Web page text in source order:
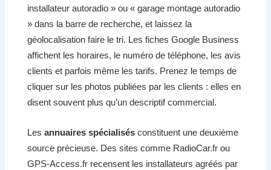
installateur autoradio » ou « garage montage autoradio
» dans la barre de recherche, et laissez la
géolocalisation faire le tri. Les fiches Google Business
affichent les horaires, le numéro de téléphone, les avis
clients et parfois même les tarifs. Prenez le temps de
cliquer sur les photos publiées par les clients : elles en
disent souvent plus qu’un descriptif commercial.
Lesannuaires spécialisés constituent une deuxième
source précieuse. Des sites comme RadioCar.fr ou
GPS-Access.fr recensent les installateurs agréés par